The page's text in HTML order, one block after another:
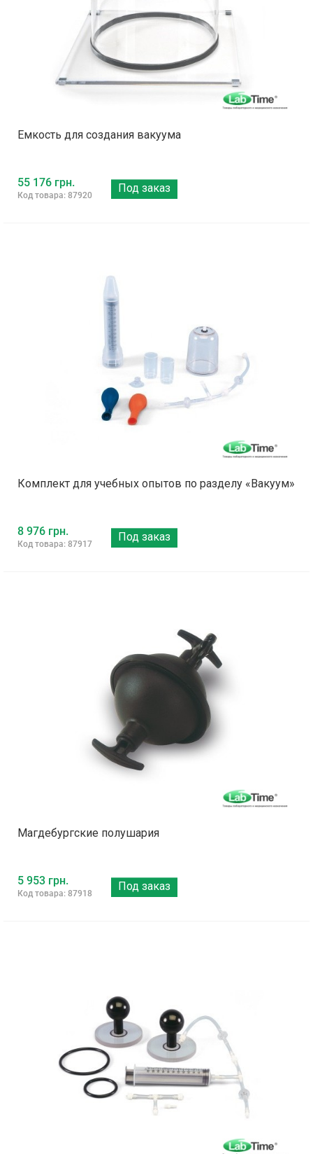
Емкость для создания вакуума
55 176 грн.
Код товара: 87920
Под заказ
Комплект для учебных опытов по разделу «Вакуум»
8 976 грн.
Код товара: 87917
Под заказ
Магдебургские полушария
5 953 грн.
Код товара: 87918
Под заказ